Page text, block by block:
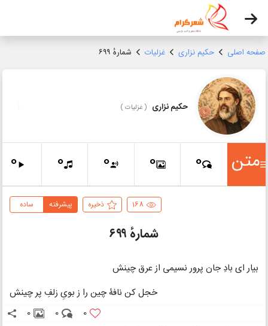
صفحه اصلی حکیم نزاری غزلیات شمارهٔ ۶۹۹
حکیم نزاری (غزلیات)
متن 0
0
0
0
0
168 ذخیره ساده پیشرفته
شمارهٔ ۶۹۹
بیار ای بادِ جان پرور نسیمی از عرق چینش
خجل کن نافۀ چین را ز بویِ زلفِ پر چینش
0
0
0